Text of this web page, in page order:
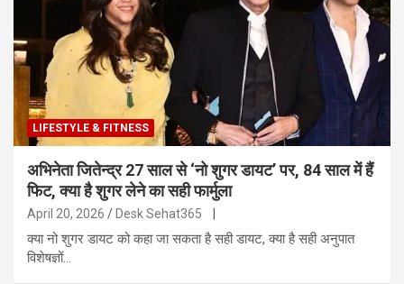
LIFESTYLE & FITNESS
अभिनेता जितेन्द्र 27 साल से ‘नो शुगर डायट’ पर, 84 साल में हैं
फिट, क्या है शुगर लेने का सही फार्मुला
April 20, 2026 Desk Sehat365
क्या नो शुगर डायट को कहा जा सकता है सही डायट, क्या है सही अनुपात
विशेषज्ञों…